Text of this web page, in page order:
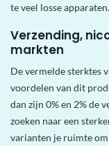
te veel losse apparaten.
Verzending,
markten
De vermelde sterktes
voordelen van dit
dan zijn 0% en 2% de
zoeken naar een
varianten je ruimte om